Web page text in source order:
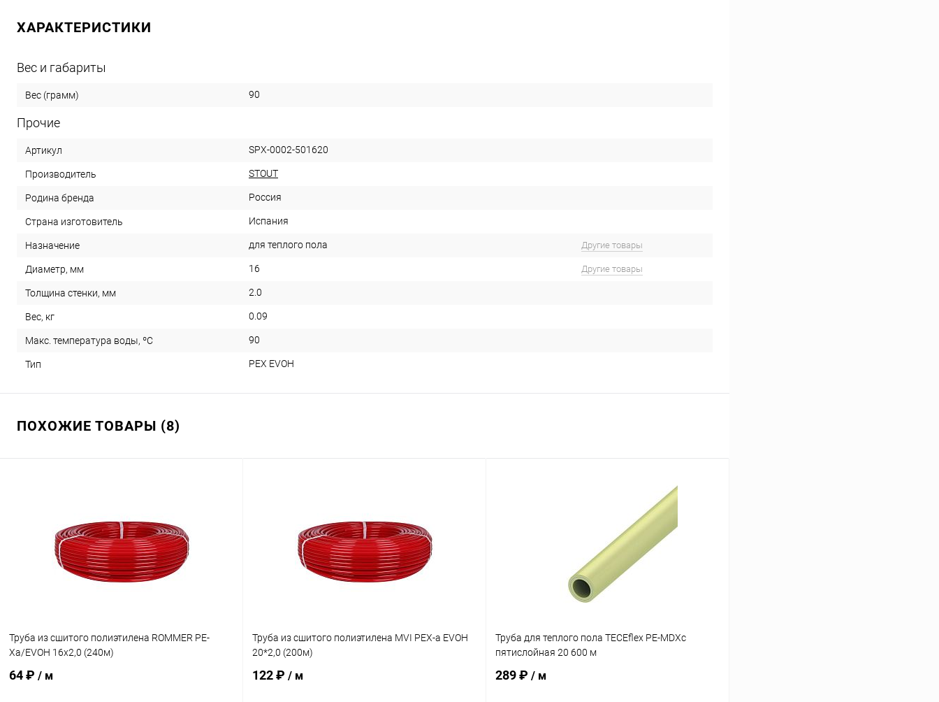
ХАРАКТЕРИСТИКИ
Вес и габариты
Вес (грамм) 90
Прочие
Артикул SPX-0002-501620
Производитель STOUT
Родина бренда Россия
Страна изготовитель Испания
Назначение для теплого пола Другие товары
Диаметр, мм 16 Другие товары
Толщина стенки, мм 2.0
Вес, кг 0.09
Макс. температура воды, ºС 90
Тип PEX EVOH
ПОХОЖИЕ ТОВАРЫ (8)
Труба из сшитого полиэтилена ROMMER PE-
Xa/EVOH 16х2,0 (240м)
64 ₽ / м
Труба из сшитого полиэтилена MVI PEX-а EVOH
20*2,0 (200м)
122 ₽ / м
Труба для теплого пола TECEflex PE-MDXc
пятислойная 20 600 м
289 ₽ / м